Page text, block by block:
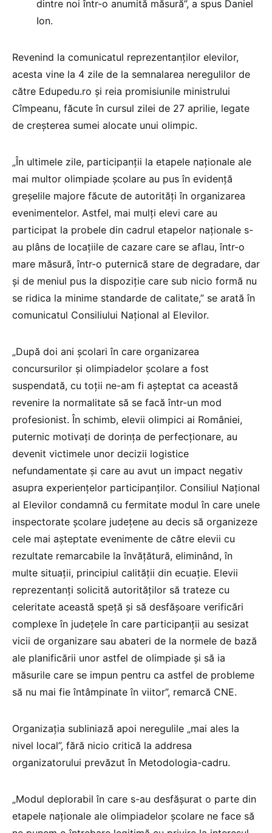
dintre noi într-o anumită măsură”, a spus Daniel
Ion.
Revenind la comunicatul reprezentanților elevilor,
acesta vine la 4 zile de la semnalarea neregulilor de
către Edupedu.ro și reia promisiunile ministrului
Cîmpeanu, făcute în cursul zilei de 27 aprilie, legate
de creșterea sumei alocate unui olimpic.
„În ultimele zile, participanții la etapele naționale ale
mai multor olimpiade școlare au pus în evidență
greșelile majore făcute de autorități în organizarea
evenimentelor. Astfel, mai mulți elevi care au
participat la probele din cadrul etapelor naționale s-
au plâns de locațiile de cazare care se aflau, într-o
mare măsură, într-o puternică stare de degradare, dar
și de meniul pus la dispoziție care sub nicio formă nu
se ridica la minime standarde de calitate,” se arată în
comunicatul Consiliului Național al Elevilor.
„După doi ani școlari în care organizarea
concursurilor și olimpiadelor școlare a fost
suspendată, cu toții ne-am fi așteptat ca această
revenire la normalitate să se facă într-un mod
profesionist. În schimb, elevii olimpici ai României,
puternic motivați de dorința de perfecționare, au
devenit victimele unor decizii logistice
nefundamentate și care au avut un impact negativ
asupra experiențelor participanților. Consiliul Național
al Elevilor condamnă cu fermitate modul în care unele
inspectorate școlare județene au decis să organizeze
cele mai așteptate evenimente de către elevii cu
rezultate remarcabile la învățătură, eliminând, în
multe situații, principiul calității din ecuație. Elevii
reprezentanți solicită autorităților să trateze cu
celeritate această speță și să desfășoare verificări
complexe în județele în care participanții au sesizat
vicii de organizare sau abateri de la normele de bază
ale planificării unor astfel de olimpiade și să ia
măsurile care se impun pentru ca astfel de probleme
să nu mai fie întâmpinate în viitor”, remarcă CNE.
Organizația subliniază apoi neregulile „mai ales la
nivel local”, fără nicio critică la addresa
organizatorului prevăzut în Metodologia-cadru.
„Modul deplorabil în care s-au desfășurat o parte din
etapele naționale ale olimpiadelor școlare ne face să